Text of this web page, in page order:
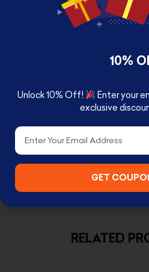
Made of vinyl
Urban stylized
Based on the
Window box
BOX CONTENTS
RELATED
10%
Unlock 10% Off!
Enter your
exclusive
Email
GET